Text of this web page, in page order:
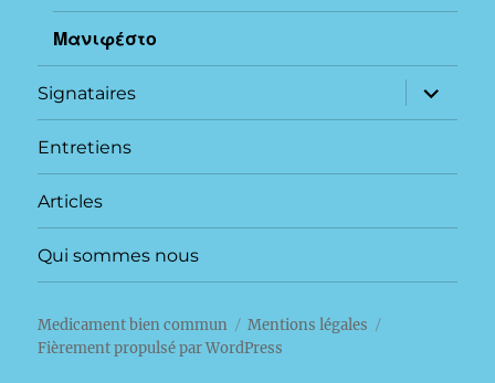
Μανιφέστο
Signataires
ouvrir
le
sous-
Entretiens
Articles
Qui sommes nous
Medicament bien commun
Mentions légales
Fièrement propulsé par WordPress